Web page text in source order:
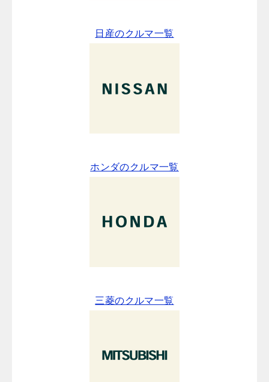
日産のクルマ一覧
ホンダのクルマ一覧
三菱のクルマ一覧